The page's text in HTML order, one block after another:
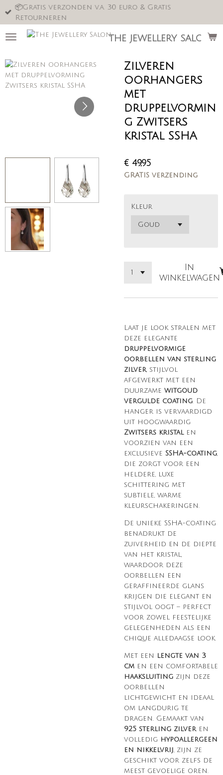
Ga
direct
de
the jewellery salon
📦Gratis verzonden v.a. 30 euro & Gratis
Retourneren
Zilveren
oorhangers
met
druppelvormin
g Zwitsers
kristal SSHA
€ 49,95
GRATIS verzending
Kleur
In
winkelwagen
Laat je look stralen met
deze elegante
druppelvormige
oorbellen van sterling
zilver , stijlvol
afgewerkt met een
duurzame witgoud
vergulde coating . De
hanger is vervaardigd
uit hoogwaardig
Zwitsers kristal en
voorzien van een
exclusieve SSHA-coating
die zorgt voor een
heldere, luxe
schittering met
subtiele, warme
kleurschakeringen.
De unieke SSHA-coating
benadrukt de
zuiverheid en de diepte
van het kristal,
waardoor deze
oorbellen een
geraffineerde glans
krijgen die elegant en
stijlvol oogt – perfect
voor zowel feestelijke
gelegenheden als een
chique alledaagse look.
Met een lengte van 3
cm en een comfortabele
haaksluiting zijn deze
oorbellen
lichtgewicht en ideaal
om langdurig te
dragen. Gemaakt van
925 sterling zilver en
volledig hypoallergeen
en nikkelvrij , zijn ze
geschikt voor zelfs de
meest gevoelige oren.